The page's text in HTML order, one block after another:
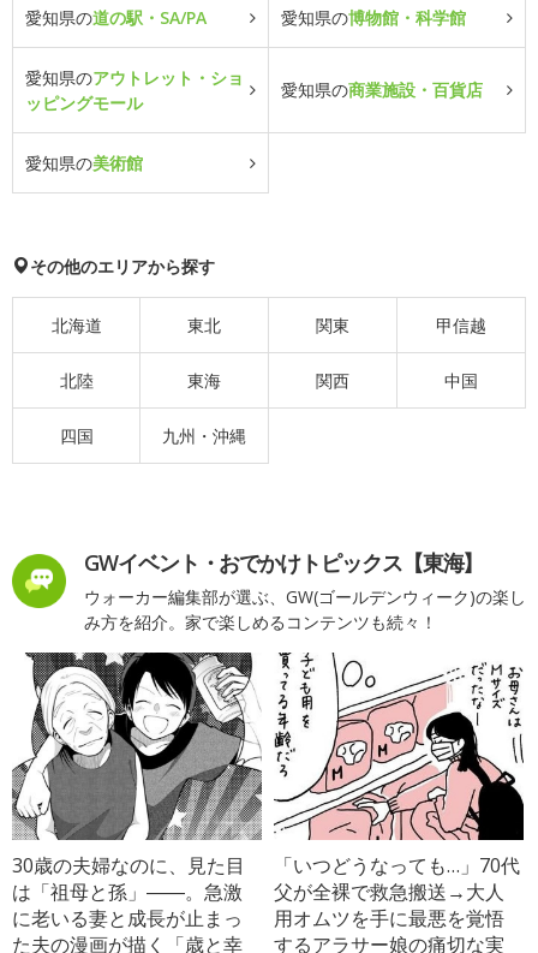
愛知県の道の駅・SA/PA 愛知県の博物館・科学館
愛知県のアウトレット・ショ
ッピングモール
愛知県の商業施設・百貨店
愛知県の美術館
その他のエリアから探す
北海道 東北 関東 甲信越
北陸 東海 関西 中国
四国 九州・沖縄
GWイベント・おでかけトピックス【東海】
ウォーカー編集部が選ぶ、GW(ゴールデンウィーク)の楽し
み方を紹介。家で楽しめるコンテンツも続々！
30歳の夫婦なのに、見た目
は「祖母と孫」――。急激
に老いる妻と成長が止まっ
た夫の漫画が描く「歳と幸
「いつどうなっても…」70代
父が全裸で救急搬送→大人
用オムツを手に最悪を覚悟
するアラサー娘の痛切な実